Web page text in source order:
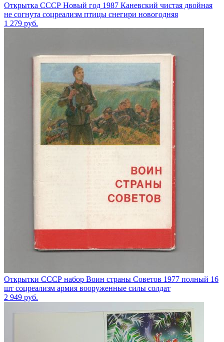
Открытка СССР Новый год 1987 Каневский чистая двойная
не согнута соцреализм птицы снегири новогодняя
1 279 руб.
Открытки СССР набор Воин страны Советов 1977 полный 16
шт соцреализм армия вооруженные силы солдат
2 949 руб.